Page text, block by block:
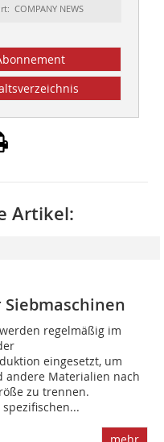
COMPANY NEWS
Artikel:
regelmäßig im
eingesetzt, um
andere Materialien nach
zu trennen.